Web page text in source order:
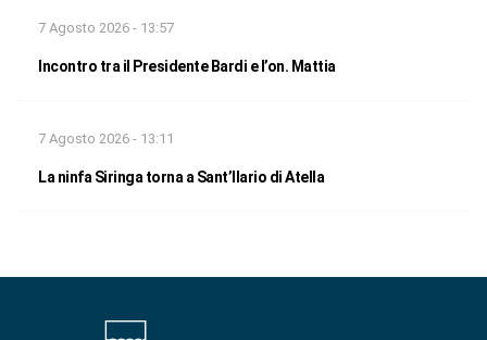
7 Agosto 2026 - 13:57
Incontro tra il Presidente Bardi e l’on. Mattia
7 Agosto 2026 - 13:11
La ninfa Siringa torna a Sant’Ilario di Atella